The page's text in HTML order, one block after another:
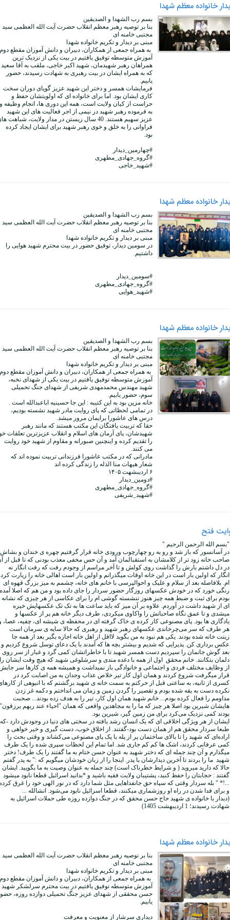
خانواده معظم شهدا
بسم رب الشهدا و الصدیقین
بنا بر توصیه رهبر معظم انقلاب حضرت آیت الله العظمی سید
مجتبی خامنه ای
مبنی بر دیدار و تکریم خانواده شهدا
به همراه جمعی از همکاران، دبیران و دانش آموزان مقطع
آموزش متوسطه توفیق یافتیم در بیت یکی از نزدیک ترین
همراهان رهبر شهیدمان، شهید اکبر خاجی، ملقب به آقا سعید
که به همراه ایشان در بیت رهبری به شهادت رسیدند، حضور
یابیم.
فرمایشات همسر و دختر این شهید عزیز گویای دوران سخت
کاری ایشان بود. اما برای خانواده ای که اولویتشان حفظ و
حراست از کیان ولایت است، همه این دوری ها، انجام وظیفه
به فرموده رهبر شهید در نیمی از اجر فعالیت های این شهید
عزیز سهیم هستند. 40 سال زیستن در مدار ولایت، شباهت
فراوانی را به خلق و خوی رهبر شهید برای ایشان ایجاد کرده
بود.
#چهارمین_دیدار
#گروه_جهادی_مطهری
#شهید_خاجی
خانواده معظم شهدا
بسم رب الشهدا و الصدیقین
بنا بر توصیه رهبر معظم انقلاب حضرت آیت الله العظمی سید
مجتبی خامنه ای
مبنی بر دیدار و تکریم خانواده شهدا
در سومین دیدار، توفیق حضور در بیت محترم شهید هوایی را
داشتیم.
#سومین_دیدار
#گروه_جهادی_مطهری
#شهید_هوایی
خانواده معظم شهدا
بسم رب الشهدا و الصدیقین
بنا بر توصیه رهبر معظم انقلاب حضرت آیت الله العظمی سید
مجتبی خامنه ای
مبنی بر دیدار و تکریم خانواده شهدا
به همراه جمعی از همکاران، دبیران و دانش آموزان مقطع
آموزش متوسطه توفیق یافتیم در بیت یکی از شهدای نخبه،
شهید مهندس محمدمهدی شریفی از شهدای جنگ تحمیلی
سوم، حضور یابیم.
خانه مزین بود به این کتیبه : این جا حسینیه اباعبدالله است .
در تمامی لحظاتی که پای روایت مادر شهید نشسته بودیم،
درس های عاشورا برایمان مرور میشد.
حقا که تربیت یافتگان این مکتب هستند که مانند رهبر
شهیدشان، پای آرمان های اسلام و انقلاب عزیزترین تعلقات
را تقدیم کرده و اینچنین صبورانه و مقاوم از شهید خود روایت
می کنند.
مادرانی که در مکتب عاشورا فرزندانی تربیت نموده اند که
شعار هیهات منا الذله را زندگی کرده اند
۶ اردیبشهت ۱۴۰۵
#دومین_دیدار
#گروه_جهادی_مطهری
#شهید_شریفی
فتح
"بسم الله الرحمن الرحیم "
در آسانسور که باز شد و رو به رو چهارچوب ورودی خانه قرار گرفتیم چهره ی خندان و بشاش
صاحب خانه زود تر از کلامشان به استقبالمان آمد و آن حس مخفی معذب بودنی که تا قبل از
در دل داشتم بارش را گذاشت روی کولش و تا آخر مراسم از وجودم رفت که رفت انگار نه
انگار که اولین بار است در این خانه اوقات میگذرانم و اولین بار است اهالی خانه را زیارت
ام. بلافاصله بعد از سلام و علیک و احوالپرسی با خانم های خانه، چشمم به میز بزرگ قهوه ای
رنگی خورد که در خودش عکسهای روزگار حضور سردار را جای داده بود و من هم که اصلا
بودم برای ثبت و ضبط همه چیز هنوز ننشسته گوشی ام را برای عکاسی از هر چیزی که نشانه
ای از شهید داشت در آوردم. علاوه بر آن میز که باید ساعت ها به تک تک عکسهایش خیره
میشدی و تا عمق نگاه صاحبانش را واکاوی میکردی، طرف دیگر خانه هم پر از عکسها و
یادگاری ها بود. پای مصنوعی کار کرده ی خاک گرفته ای در محفظه ی شیشه ای، چفیه، عصا،
هر طرف که سر می‌چرخاندی عکسهای رهبر شهید و رهبری که حالا سایه ی سرمان است
زینت خانه شده بودند. یکی هم نبود به من بگوید لااقل از اهل خانه اجازه بگیر بعد از همه جا
عکس برداری کن. پذیرایی که شدیم و بیشتر بچه ها که آمدند با یک دعای توسل شروع کردیم و
بعد گوش جانمان را سپردیم دست همسر شهید تا با خاطراتشان کمی گرد و غبار از سر روی
دلمان بتکانند. خانم محقق اول از همه با دغده مندی و سرشلوغی شهید که هیچ وقت ایشان
از وظایف مختلف فردی و اجتماعی و خانوادگی باز نمیداشت و همیشه همه ی کارها سر
قرار میگرفت شروع کردند و همان اول کار تیر خلاص عذاب وجدان به من اصابت کرد در
کسری از ثانیه، به ساعتی قبل از حرکتم به سمت خانه ی شهید برگشتم که با انبوهی از
نکرده دست به یقه شده بودم و تقصیر را گردن زمین و زمان می انداختم و دکمه غر زدن
مداومم را فعال کرده بودم... خانم شهید همان اول کار، تیر را به هدف زده بودند... صحبت
هایشان شیرین بود اصلا هر چیز که ما را به مجاهدین واقعی که همان "احیاء عند ربهم
بودند کمی نزدیک می‌کرد برای من زمین گیر، شیرین بود.
ایشان از هر ویژگی اخلاقی ای که یک انسان رشد یافته در سختی های دنیا در وجودش دارد -که
طبعا سردار محقق هم از همان دست بود-گفتند. از اخلاق خوب، دست گیری و خیر خواهی و
اراده‌ای که شهید را تا بالای ساختمان پر از پله با یک پای مصنوعی می‌کشاند و وقتی بحث را
کمی عرفانی کردند، اشک ها کم کم جاری شد. اما تمام این لحظات سپری شده را یک طرف
میگذارم و آن چند جمله ای که دختر شهید به عنوان حسن ختام به ما گفتند را یک طرف! دختر
شهید ما را بردند تا آخرین دیدارشان با پدر. اینجا را از زبان خودشان میگویم که :" به پدر گفتم
حالا که دارید میروید ( و شرایط خطرناک است) چند جمله به عنوان وصیت به ما بگویید. ایشان
گفتند : حجابتان را حفظ کنید، پشتیبان ولایت فقیه باشید و *بدانید اسرائیل قطعا نابود میشود
...!* " بله سردار وقتی که سپاه حق جانفداهایی مثل شما دارد که در نور الهی خود را غرق
و برای فدا شدن در راه او روزشماری میکنند، قطعا اسرائیل نابود می‌شود. انشالله ...
(دیدار با خانواده ی شهید حاج حسن محقق که در جنگ دوازده روزه طی حملات اسرائیل به
شهادت رسیدند؛ 1 اردیبهشت 1405)
خانواده معظم شهدا
بنا بر توصیه رهبر معظم انقلاب حضرت آیت الله العظمی سید
مجتبی خامنه ای
مبنی بر دیدار و تکریم خانواده شهدا
به همراه جمعی از همکاران، دبیران و دانش آموزان مقطع
آموزش متوسطه توفیق یافتیم در بیت محترم سرلشکر شهید
حسن محققی از شهدای عزیز جنگ تحمیلی دوازده روزه،
یابیم.
دیداری سرشار از معنویت و معرفت